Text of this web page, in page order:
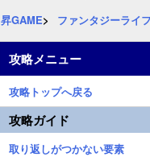
昇GAME ファンタジーライ
攻略メニュー
攻略トップへ戻る
攻略ガイド
取り返しがつかない要素